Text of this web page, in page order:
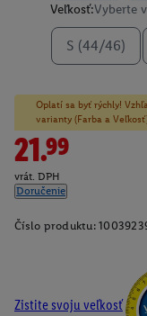
Veľkosť:Vyberte
S (44/46)
Oplatí sa byť rýchly!
varianty (Farba a
21.99
vrát. DPH
Doručenie
Číslo produktu:
Zistite svoju veľkosť